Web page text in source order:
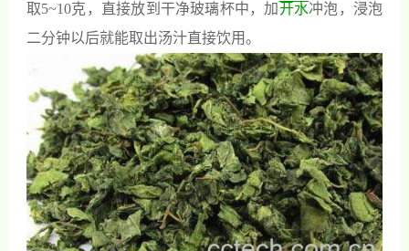
取5~10克，直接放到干净玻璃杯中，加开水冲泡，浸泡
二分钟以后就能取出汤汁直接饮用。